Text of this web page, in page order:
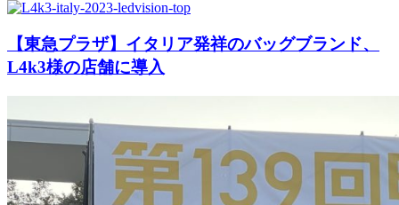
【東急プラザ】イタリア発祥のバッグブランド、
L4k3様の店舗に導入